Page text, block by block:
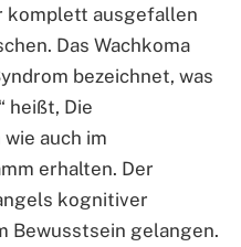
komplett ausgefallen
Das Wachkoma
bezeichnet, was
heißt, Die
auch im
erhalten. Der
kognitiver
Bewusstsein gelangen.